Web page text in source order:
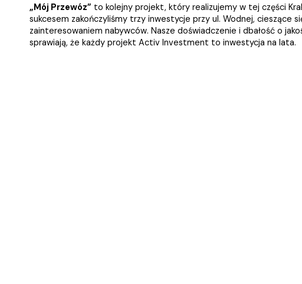
„Mój Przewóz” to kolejny projekt, który realizujemy w tej części
sukcesem zakończyliśmy trzy inwestycje przy ul. Wodnej, cieszące
zainteresowaniem nabywców. Nasze doświadczenie i dbałość o
sprawiają, że każdy projekt Activ Investment to inwestycja na lata.